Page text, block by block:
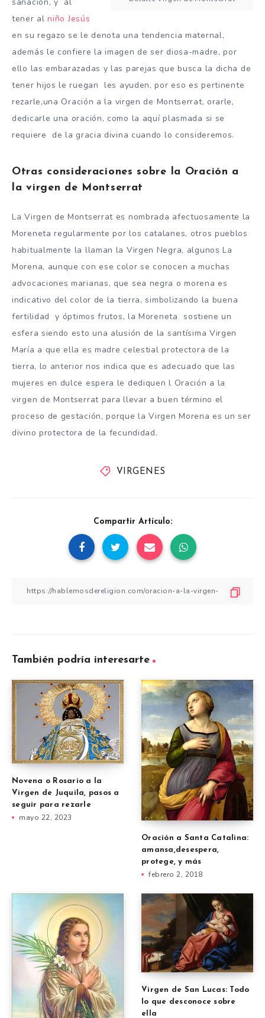
tener alniño Jesús
en su regazo se le denota una tendencia maternal,
además le confiere la imagen de ser diosa-madre, por
ello las embarazadas y las parejas que busca la dicha de
tener hijos le ruegan les ayuden, por eso es pertinente
rezarle,una Oración a la virgen de Montserrat, orarle,
dedicarle una oración, como la aquí plasmada si se
requiere de la gracia divina cuando lo consideremos.
Otras consideraciones sobre la Oración a
la virgen de Montserrat
La Virgen de Montserrat es nombrada afectuosamente la
Moreneta regularmente por los catalanes, otros pueblos
habitualmente la llaman la Virgen Negra, algunos La
Morena, aunque con ese color se conocen a muchas
advocaciones marianas, que sea negra o morena es
indicativo del color de la tierra, simbolizando la buena
fertilidad y óptimos frutos, la Moreneta sostiene un
esfera siendo esto una alusión de la santísima Virgen
María a que ella es madre celestial protectora de la
tierra, lo anterior nos indica que es adecuado que las
mujeres en dulce espera le dediquen l Oración a la
virgen de Montserrat para llevar a buen término el
proceso de gestación, porque la Virgen Morena es un ser
divino protectora de la fecundidad.
VIRGENES
Compartir Artículo:
También podría interesarte
Novena o Rosario a la
Virgen de Juquila, pasos a
seguir para rezarle
mayo 22, 2023
Oración a Santa Catalina:
amansa,desespera,
protege, y más
febrero 2, 2018
Virgen de San Lucas: Todo
lo que desconoce sobre
ella